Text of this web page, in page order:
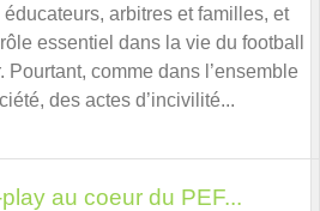
éducateurs, arbitres et familles, et
essentiel dans la vie du football
Pourtant, comme dans l’ensemble
des actes d’incivilité...
au coeur du PEF...